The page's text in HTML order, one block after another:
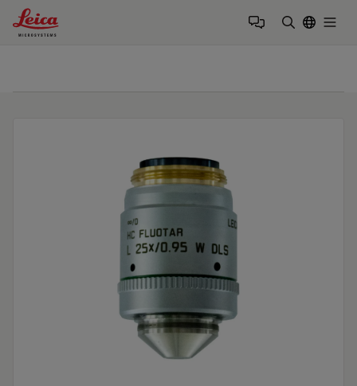
Leica Microsystems Logo